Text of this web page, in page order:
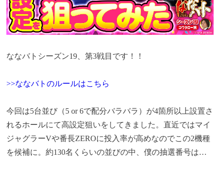
ななバトシーズン19、第3戦目です！！
>>ななバトのルールはこちら
今回は5台並び（5 or 6で配分バラバラ）が4箇所以上設置さ
れるホールにて高設定狙いをしてきました。直近ではマイ
ジャグラーVや番長ZEROに投入率が高めなのでこの2機種
を候補に。約130名くらいの並びの中、僕の抽選番号は…